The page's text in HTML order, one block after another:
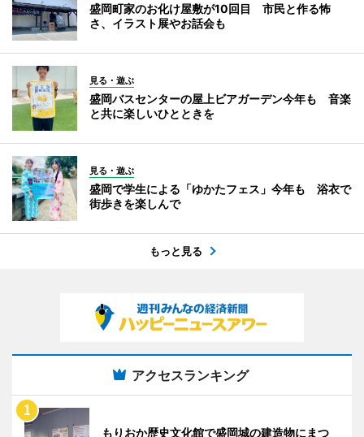
盛岡町家のお化け屋敷が10回目 市民と作る怖
さ、イラスト展やお話会も
見る・遊ぶ
盛岡バスセンターの屋上ビアガーデン今年も 音楽
と共に楽しいひとときを
見る・遊ぶ
盛岡で学生による「ゆかたフェス」今年も 浴衣で
街歩きを楽しんで
もっと見る
アクセスランキング
もりおか歴史文化館で盛岡城の建造物にまつ